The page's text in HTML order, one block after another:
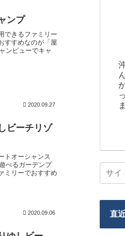
ンプ
できるファミリー
すすめなのが「屋
ンビューでキャ
2020.09.27
ビーチリゾ
トオーシャンス
べるガーデンプ
ミリーでおすすめ
2020.09.06 直